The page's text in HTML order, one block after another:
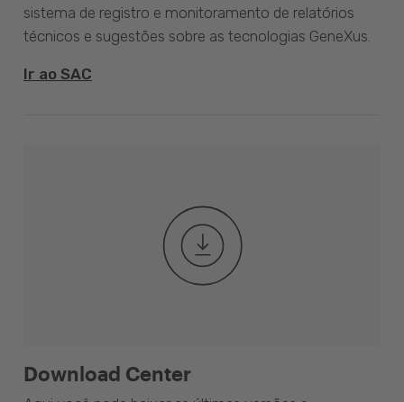
sistema de registro e monitoramento de relatórios
técnicos e sugestões sobre as tecnologias GeneXus.
Ir ao SAC
Download Center